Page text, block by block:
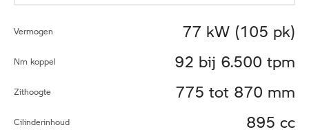
Vermogen 77 kW (105 pk)
Nm koppel 92 bij 6.500 tpm
Zithoogte 775 tot 870 mm
Cilinderinhoud 895 cc